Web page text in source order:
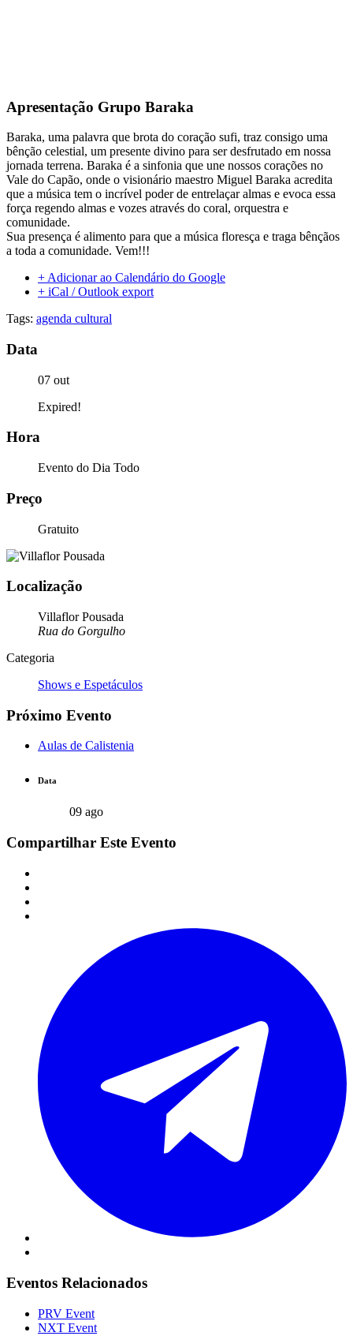
Apresentação Grupo Baraka
Baraka, uma palavra que brota do coração sufi, traz consigo uma
bênção celestial, um presente divino para ser desfrutado em nossa
jornada terrena. Baraka é a sinfonia que une nossos corações no
Vale do Capão, onde o visionário maestro Miguel Baraka acredita
que a música tem o incrível poder de entrelaçar almas e evoca essa
força regendo almas e vozes através do coral, orquestra e
comunidade.
Sua presença é alimento para que a música floresça e traga bênçãos
a toda a comunidade. Vem!!!
+ Adicionar ao Calendário do Google
+ iCal / Outlook export
Tags: agenda cultural
Data
07 out
Expired!
Hora
Evento do Dia Todo
Preço
Gratuito
Localização
Villaflor Pousada
Rua do Gorgulho
Categoria
Shows e Espetáculos
Próximo Evento
Aulas de Calistenia
Data
09 ago
Compartilhar Este Evento
Eventos Relacionados
PRV Event
NXT Event